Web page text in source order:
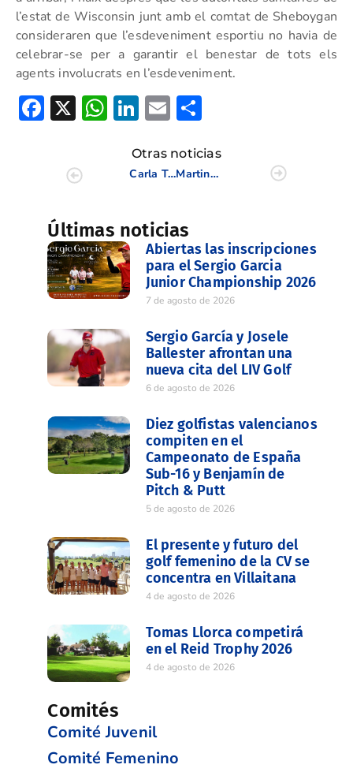
l’estat de Wisconsin junt amb el comtat de Sheboygan
consideraren que l’esdeveniment esportiu no havia de
celebrar-se per a garantir el benestar de tots els
agents involucrats en l’esdeveniment.
Facebook
X WhatsApp
LinkedIn
Email
Otras noticias
Carla Tejedo nos habla sobre el US Open
Martina Navarro Subcampeona en Andalucía
Últimas noticias
Abiertas las inscripciones
para el Sergio Garcia
Junior Championship 2026
7 de agosto de 2026
Sergio García y Josele
Ballester afrontan una
nueva cita del LIV Golf
6 de agosto de 2026
Diez golfistas valencianos
compiten en el
Campeonato de España
Sub-16 y Benjamín de
Pitch & Putt
5 de agosto de 2026
El presente y futuro del
golf femenino de la CV se
concentra en Villaitana
4 de agosto de 2026
Tomas Llorca competirá
en el Reid Trophy 2026
4 de agosto de 2026
Comités
Comité Juvenil
Comité Femenino